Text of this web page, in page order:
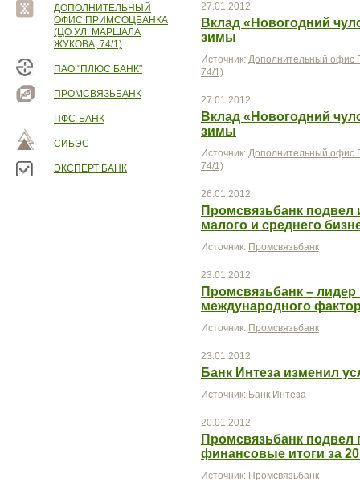
ДОПОЛНИТЕЛЬНЫЙ
ОФИС ПРИМСОЦБАНКА
(ЦО УЛ. МАРШАЛА
ЖУКОВА, 74/1)
ПАО "ПЛЮС БАНК"
ПРОМСВЯЗЬБАНК
ПФС-БАНК
СИБЭС
ЭКСПЕРТ БАНК
27.01.2012
Вклад «Новогодний
зимы
Источник: Дополнительный офис
74/1)
27.01.2012
Вклад «Новогодний
зимы
Источник: Дополнительный офис
74/1)
26.01.2012
Промсвязьбанк подвел
малого и среднего
Источник: Промсвязьбанк
23.01.2012
Промсвязьбанк –
международного
Источник: Промсвязьбанк
23.01.2012
Банк Интеза изменил
Источник: Банк Интеза
20.01.2012
Промсвязьбанк
финансовые итоги за
Источник: Промсвязьбанк